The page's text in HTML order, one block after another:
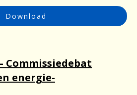
Download
Commissiedebat
energie-